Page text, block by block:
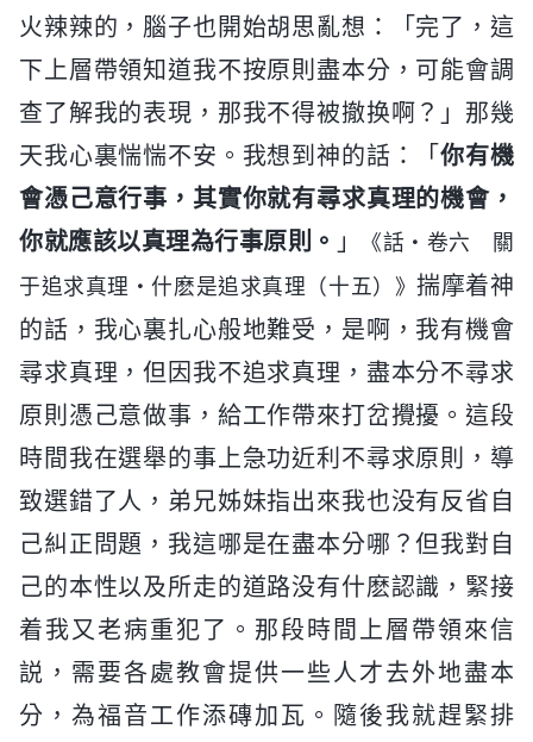
火辣辣的，腦子也開始胡思亂想：「完了，這
下上層帶領知道我不按原則盡本分，可能會調
查了解我的表現，那我不得被撤换啊？」那幾
天我心裏惴惴不安。我想到神的話：「你有機
會憑己意行事，其實你就有尋求真理的機會，
你就應該以真理為行事原則。 」
《話・卷六 關
于追求真理・什麽是追求真理（十五）》揣摩着神
的話，我心裏扎心般地難受，是啊，我有機會
尋求真理，但因我不追求真理，盡本分不尋求
原則憑己意做事，給工作帶來打岔攪擾。這段
時間我在選舉的事上急功近利不尋求原則，導
致選錯了人，弟兄姊妹指出來我也没有反省自
己糾正問題，我這哪是在盡本分哪？但我對自
己的本性以及所走的道路没有什麽認識，緊接
着我又老病重犯了。那段時間上層帶領來信
説，需要各處教會提供一些人才去外地盡本
分，為福音工作添磚加瓦。隨後我就趕緊排